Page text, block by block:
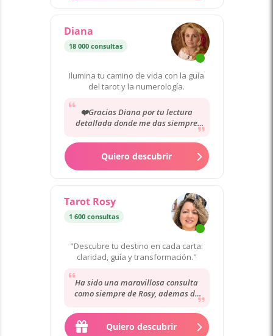
Diana
18 000 consultas
Ilumina tu camino de vida con la guía
del tarot y la numerología.
❤️Gracias Diana por tu lectura
detallada donde me das siempre
tanta información en lo que dura la
consulta. Gracias...
Quiero descubrir
Tarot Rosy
1 600 consultas
"Descubre tu destino en cada carta:
claridad, guía y transformación."
Ha sido una maravillosa consulta
como siempre de Rosy, ademas de
muy empatica y de clara escucha. La
recomiendo.
Quiero descubrir